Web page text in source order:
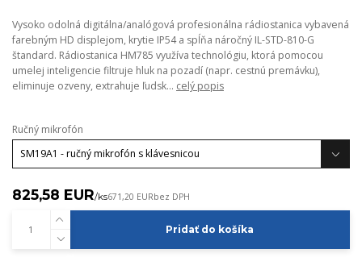
Vysoko odolná digitálna/analógová profesionálna rádiostanica vybavená
farebným HD displejom, krytie IP54 a spĺňa náročný IL-STD-810-G
štandard. Rádiostanica HM785 využíva technológiu, ktorá pomocou
umelej inteligencie filtruje hluk na pozadí (napr. cestnú premávku),
eliminuje ozveny, extrahuje ľudsk... celý popis
Ručný mikrofón
825,58 EUR/ks671,20 EURbez DPH
Pridať do košíka